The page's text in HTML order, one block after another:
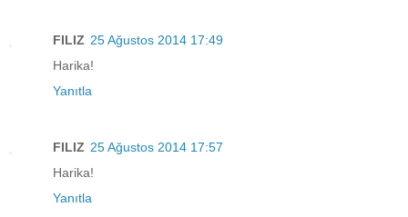
FILIZ 25 Ağustos 2014 17:49
Harika!
Yanıtla
FILIZ 25 Ağustos 2014 17:57
Harika!
Yanıtla